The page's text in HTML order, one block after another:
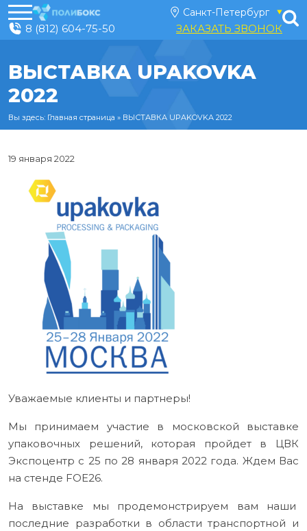
8 (812) 604-75-50 ЗАКАЗАТЬ ЗВОНОК
ВЫСТАВКА UPAKOVKA
2022
Вы здесь: Главная страница » ВЫСТАВКА UPAKOVKA 2022
19 января 2022
Уважаемые клиенты и партнеры!
Мы принимаем участие в московской выставке
упаковочных решений, которая пройдет в ЦВК
Экспоцентр с 25 по 28 января 2022 года. Ждем Вас
на стенде FOE26.
На выставке мы продемонстрируем вам наши
последние разработки в области транспортной и